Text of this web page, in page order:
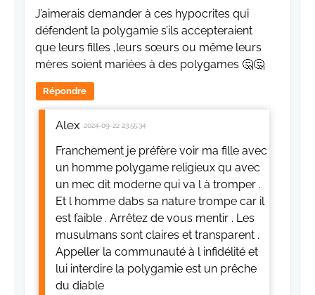
J’aimerais demander à ces hypocrites qui
défendent la polygamie s’ils accepteraient
que leurs filles ,leurs sœurs ou même leurs
mères soient mariées à des polygames 🤔🤔
Répondre
Alex 2024-09-22 23:55:34
Franchement je préfère voir ma fille avec
un homme polygame religieux qu avec
un mec dit moderne qui va l à tromper .
Et l homme dabs sa nature trompe car il
est faible . Arrêtez de vous mentir . Les
musulmans sont claires et transparent .
Appeller la communauté à l infidélité et
lui interdire la polygamie est un prêche
du diable